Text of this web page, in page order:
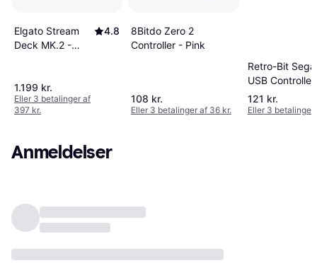
Elgato Stream
Deck MK.2 -
4.8
1.199 kr.
Eller 3 betalinger af
397 kr.
8Bitdo Zero 2
Controller - Pink
108 kr.
Eller 3 betalinger af 36 kr.
Retro-Bit
USB
121 kr.
Eller 3 betalinger
Anmeldelser